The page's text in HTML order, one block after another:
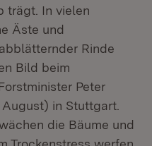
trägt. In vielen
Äste und
Rinde
Bild beim
Peter
in Stuttgart.
die Bäume und